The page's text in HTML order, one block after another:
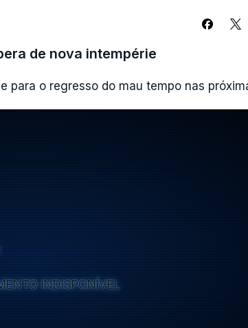
de nova intempérie
para o regresso do mau tempo nas
INDISPONÍVEL